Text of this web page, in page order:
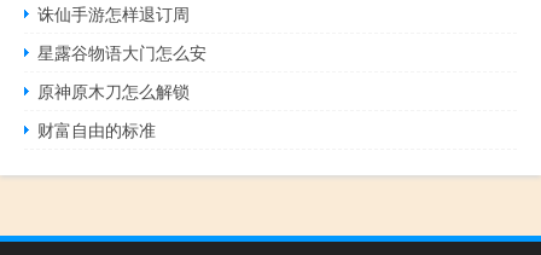
诛仙手游怎样退订周
星露谷物语大门怎么安
原神原木刀怎么解锁
财富自由的标准